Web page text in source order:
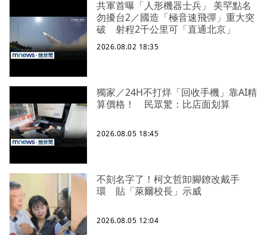
共軍首曝「人形機器士兵」 美罕點名
勿擾台2／國造「極音速飛彈」重大突
破 射程2千公里可「直通北京」
2026.08.02 18:35
獨家／24H不打烊「回收手機」靠AI精
算價格！ 民眾驚：比店面划算
2026.08.05 18:45
不刻名字了！柯文哲卸腳鐐改戴手
環 貼「萊爾校長」示威
2026.08.05 12:04